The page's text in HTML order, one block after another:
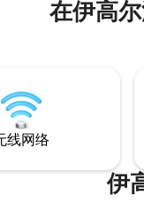
的咆哮声。 我们精心
宿房源。 附近有很棒的
在伊高
线网络
伊